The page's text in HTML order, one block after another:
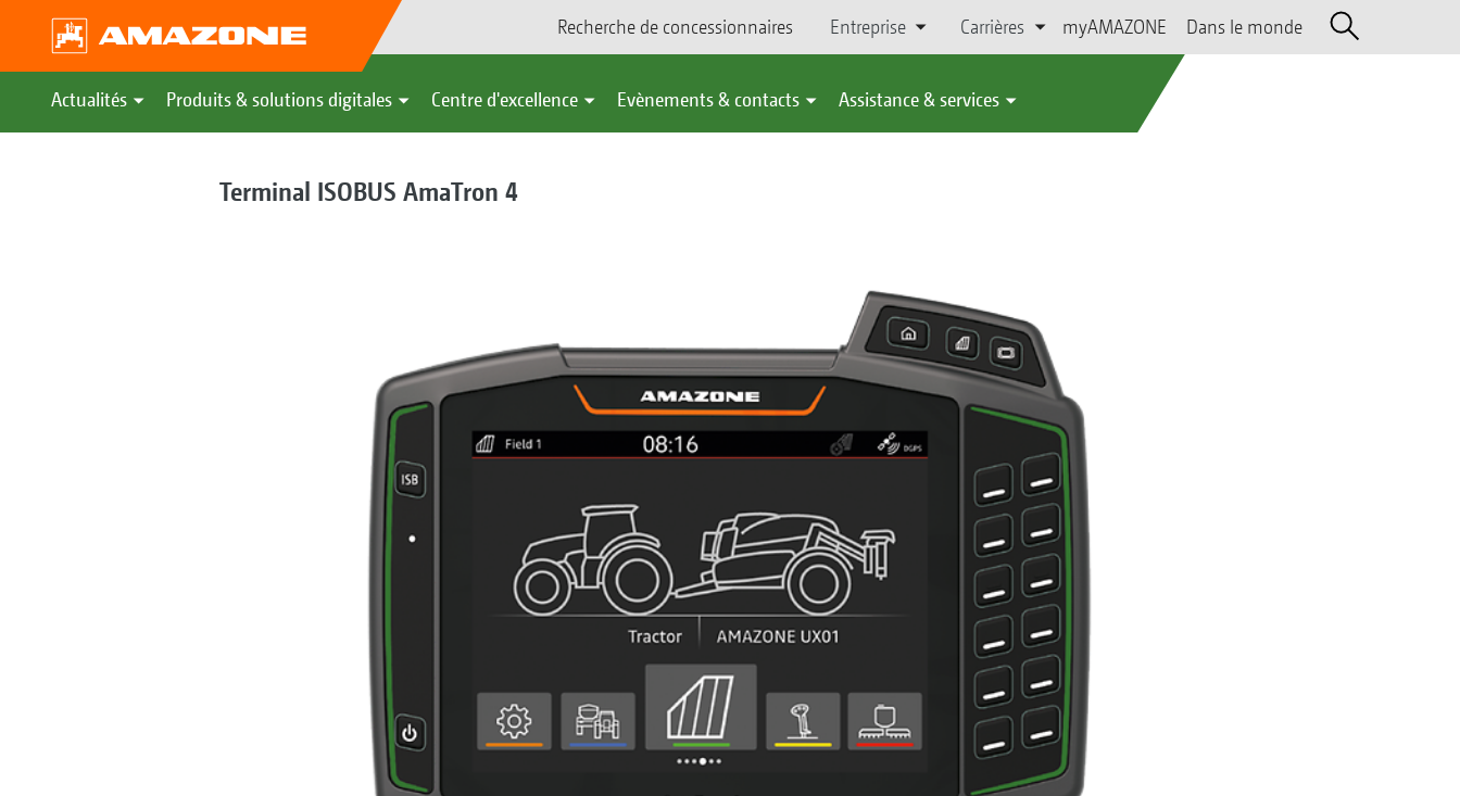
Recherche de concessionnaires Entreprise Carrières myAMAZONE Dans le monde
Actualités Produits & solutions digitales Centre d'excellence Evènements & contacts Assistance & services
Terminal ISOBUS AmaTron 4